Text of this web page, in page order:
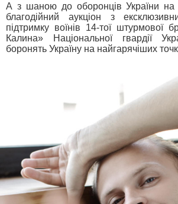
А з шаною до оборонців України на
благодійний аукціон з
підтримку воїнів 14-тої штурмової
Калина» Національної гвардії
боронять Україну на найгарячіших